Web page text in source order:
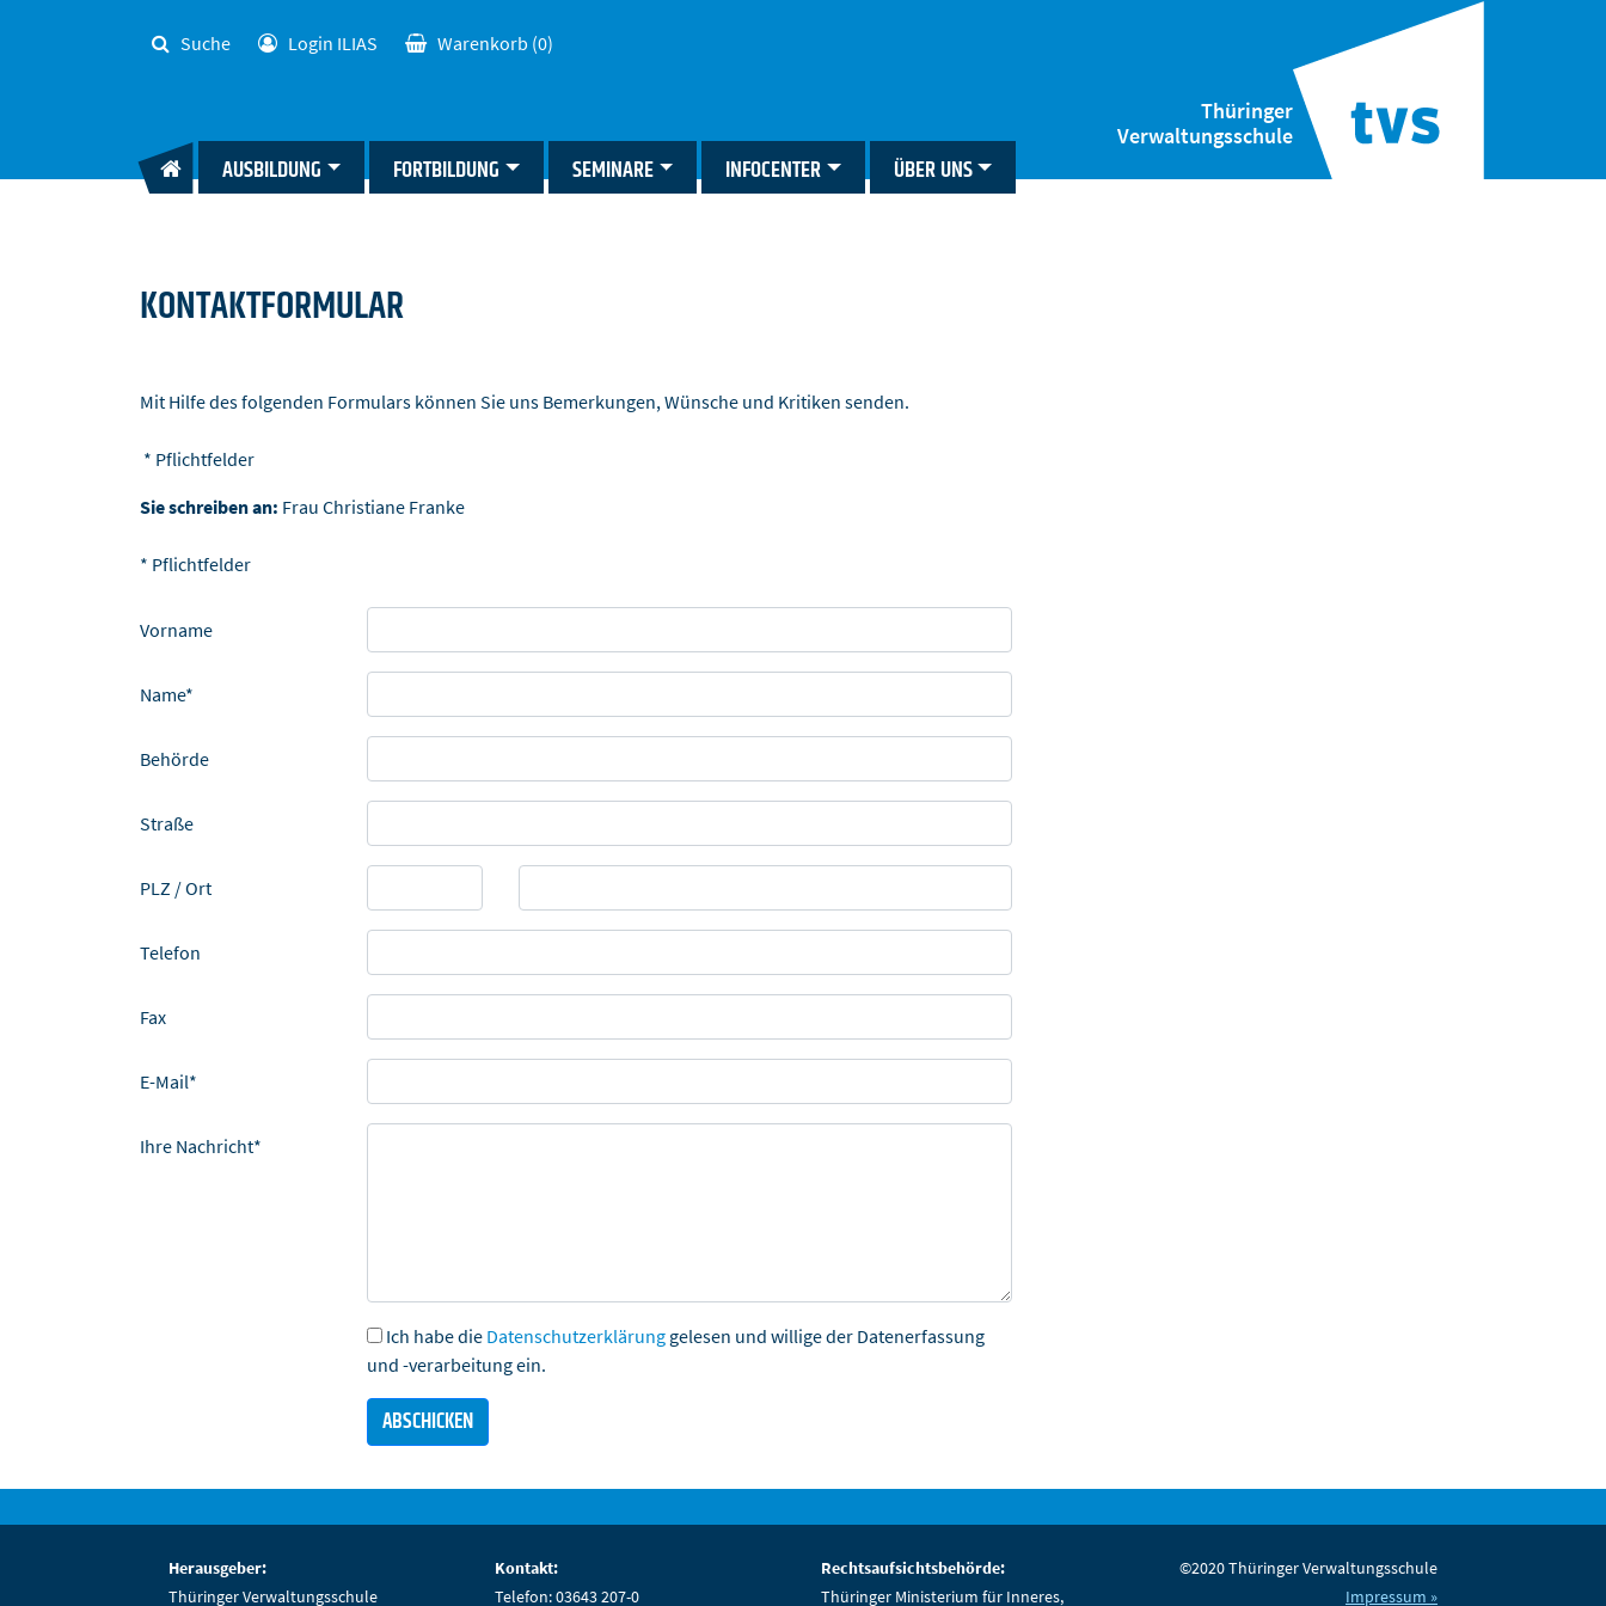
Thüringer
Verwaltungsschule
Suche Login ILIAS Warenkorb (0)
AUSBILDUNG FORTBILDUNG SEMINARE INFOCENTER ÜBER UNS
KONTAKTFORMULAR
Mit Hilfe des folgenden Formulars können Sie uns Bemerkungen, Wünsche und Kritiken senden.
* Pflichtfelder
Sie schreiben an: Frau Christiane Franke
* Pflichtfelder
Vorname
Name*
Behörde
Straße
PLZ / Ort
Telefon
Fax
E-Mail*
Ihre Nachricht*
Ich habe die Datenschutzerklärung gelesen und willige der Datenerfassung
und -verarbeitung ein.
Herausgeber:
Thüringer Verwaltungsschule
Kontakt:
Telefon: 03643 207-0
Rechtsaufsichtsbehörde:
Thüringer Ministerium für Inneres,
©2020 Thüringer Verwaltungsschule
Impressum »